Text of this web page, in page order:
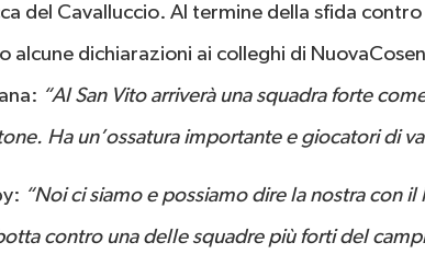
del Cavalluccio. Al termine della sfida
alcune dichiarazioni ai colleghi di
“Al San Vito arriverà una squadra forte
Ha un’ossatura importante e giocatori di
“Noi ci siamo e possiamo dire la nostra con
contro una delle squadre più forti del